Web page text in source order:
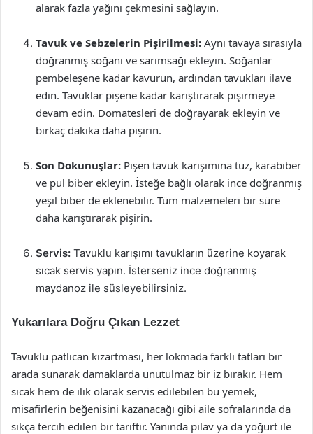
alarak fazla yağını çekmesini sağlayın.
Tavuk ve Sebzelerin Pişirilmesi: Aynı tavaya sırasıyla
doğranmış soğanı ve sarımsağı ekleyin. Soğanlar
pembeleşene kadar kavurun, ardından tavukları ilave
edin. Tavuklar pişene kadar karıştırarak pişirmeye
devam edin. Domatesleri de doğrayarak ekleyin ve
birkaç dakika daha pişirin.
Son Dokunuşlar: Pişen tavuk karışımına tuz, karabiber
ve pul biber ekleyin. İsteğe bağlı olarak ince doğranmış
yeşil biber de eklenebilir. Tüm malzemeleri bir süre
daha karıştırarak pişirin.
Servis: Tavuklu karışımı tavukların üzerine koyarak
sıcak servis yapın. İsterseniz ince doğranmış
maydanoz ile süsleyebilirsiniz.
Yukarılara Doğru Çıkan Lezzet
Tavuklu patlıcan kızartması, her lokmada farklı tatları bir
arada sunarak damaklarda unutulmaz bir iz bırakır. Hem
sıcak hem de ılık olarak servis edilebilen bu yemek,
misafirlerin beğenisini kazanacağı gibi aile sofralarında da
sıkça tercih edilen bir tariftir. Yanında pilav ya da yoğurt ile